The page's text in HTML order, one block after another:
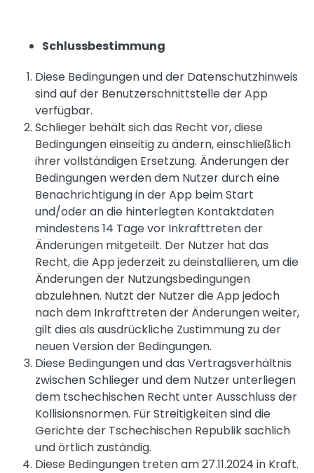
Schlussbestimmung
Diese Bedingungen und der Datenschutzhinweis
sind auf der Benutzerschnittstelle der App
verfügbar.
Schlieger behält sich das Recht vor, diese
Bedingungen einseitig zu ändern, einschließlich
ihrer vollständigen Ersetzung. Änderungen der
Bedingungen werden dem Nutzer durch eine
Benachrichtigung in der App beim Start
und/oder an die hinterlegten Kontaktdaten
mindestens 14 Tage vor Inkrafttreten der
Änderungen mitgeteilt. Der Nutzer hat das
Recht, die App jederzeit zu deinstallieren, um die
Änderungen der Nutzungsbedingungen
abzulehnen. Nutzt der Nutzer die App jedoch
nach dem Inkrafttreten der Änderungen weiter,
gilt dies als ausdrückliche Zustimmung zu der
neuen Version der Bedingungen.
Diese Bedingungen und das Vertragsverhältnis
zwischen Schlieger und dem Nutzer unterliegen
dem tschechischen Recht unter Ausschluss der
Kollisionsnormen. Für Streitigkeiten sind die
Gerichte der Tschechischen Republik sachlich
und örtlich zuständig.
Diese Bedingungen treten am 27.11.2024 in Kraft.